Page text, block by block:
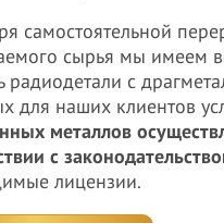
самостоятельной
сырья мы имеем
радиодетали с
для наших клиентов
металлов
с
лицензии.